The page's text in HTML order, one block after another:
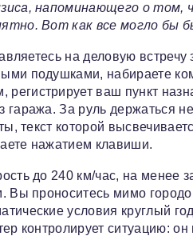
напоминающего о
Вот как все могло
на деловую
подушками, набираете
ваш пункт
гаража. За руль держаться
текст которой
нажатием клавиши.
до 240 км/час, на менее
Вы проноситесь мимо
условия круглый
контролирует ситуацию: